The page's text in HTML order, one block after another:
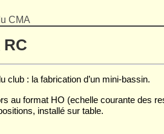
CMA
club : la fabrication d’un mini-bassin.
au format HO (echelle courante des
installé sur table.